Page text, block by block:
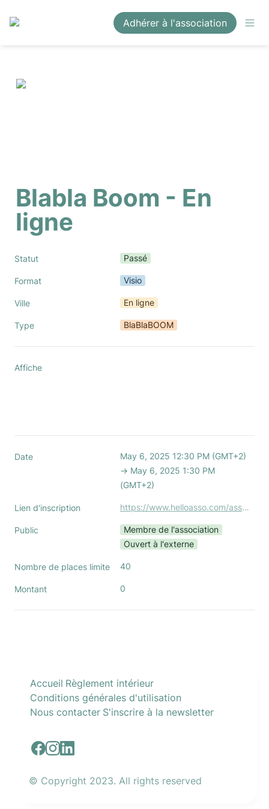
Adhérer à l'association
Blabla Boom - En
ligne
Statut Passé
Format Visio
Ville En ligne
Type BlaBlaBOOM
Affiche
Date
May 6, 2025 12:30 PM (GMT+2)
→ May 6, 2025 1:30 PM
(GMT+2)
Lien d'inscription https://www.helloasso.com/associations/association-nationale-des-office-managers-boom/evenements/webinaire-service4print-et-blabla-boom
Public
Membre de l'association
Ouvert à l'externe
Nombre de places limite 40
Montant 0
Accueil Règlement intérieur
Conditions générales d'utilisation
Nous contacter S'inscrire à la newsletter
© Copyright 2023. All rights reserved